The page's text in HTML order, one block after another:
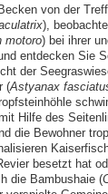
von der
),
motoro) bei ihrer
entdecken Sie
der
(Astyanax
Hilfe des
die Bewohner
besetzt hat
die Bambushaie (